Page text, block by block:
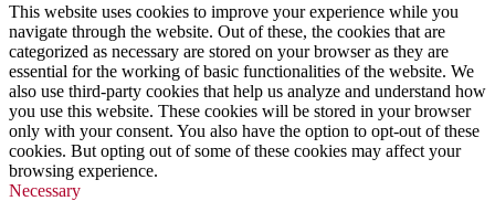
This website uses cookies to improve your experience while you
navigate through the website. Out of these, the cookies that are
categorized as necessary are stored on your browser as they are
essential for the working of basic functionalities of the website. We
also use third-party cookies that help us analyze and understand how
you use this website. These cookies will be stored in your browser
only with your consent. You also have the option to opt-out of these
cookies. But opting out of some of these cookies may affect your
browsing experience.
Necessary